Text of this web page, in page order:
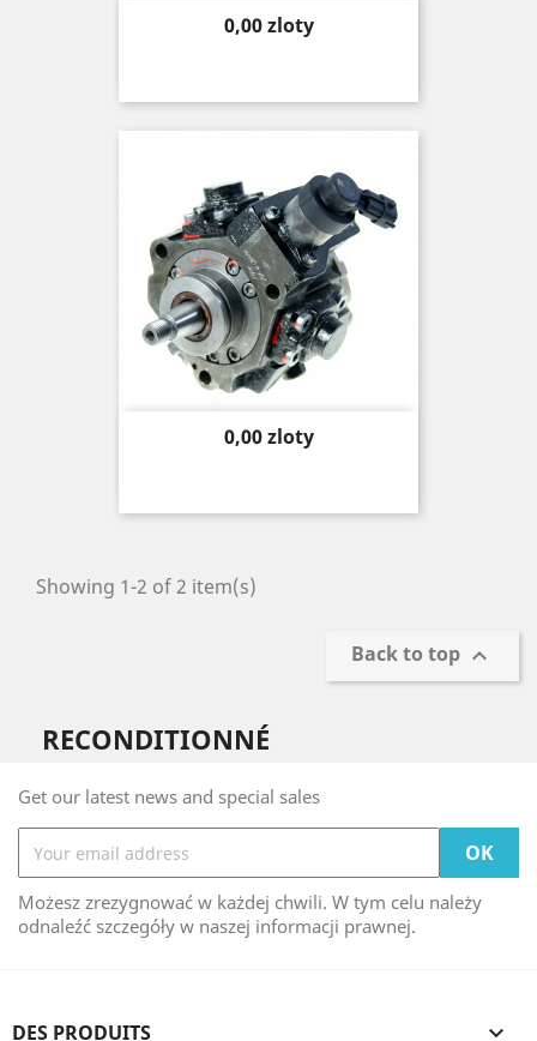
Price
0,00 zloty
Price
0,00 zloty
Showing 1-2 of 2 item(s)
Back to top 
RECONDITIONNÉ
Get our latest news and special sales
Możesz zrezygnować w każdej chwili. W tym celu należy
odnaleźć szczegóły w naszej informacji prawnej.
DES PRODUITS 